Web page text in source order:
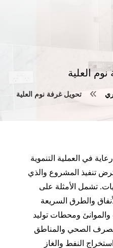
العلية
تحويل غرفة نوم العلية
في العملية التنموية
تنفيذ المشروع والذي
تشمل الأمثلة على
والطرق السريعة
ومحطات توليد
الصرف الصحي والمناطق
النفط والغاز